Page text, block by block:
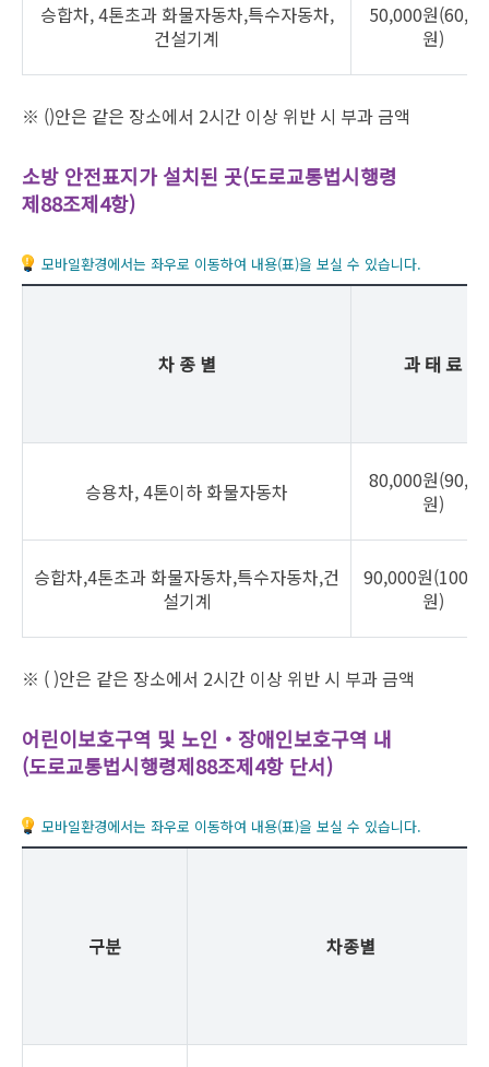
승합차, 4톤초과 화물자동차,특수자동차,
건설기계
50,000원
원)
※ ()안은 같은 장소에서 2시간 이상 위반 시 부과 금액
소방 안전표지가 설치된 곳(도로교통법시행령
제88조제4항)
모바일환경에서는 좌우로 이동하여 내용(표)을 보실 수 있습니다.
차 종 별 과 태 료
승용차, 4톤이하 화물자동차
80,000원
원)
승합차,4톤초과 화물자동차,특수자동차,건
설기계
90,000원
원)
※ ( )안은 같은 장소에서 2시간 이상 위반 시 부과 금액
어린이보호구역 및 노인‧장애인보호구역 내
(도로교통법시행령제88조제4항 단서)
모바일환경에서는 좌우로 이동하여 내용(표)을 보실 수 있습니다.
구분 차종별